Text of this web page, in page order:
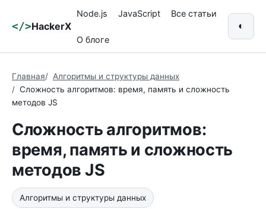
</>HackerX
Node.js JavaScript Все статьи
О блоге
◐
Главная
Алгоритмы и структуры данных
Сложность алгоритмов: время, память и сложность
методов JS
Сложность алгоритмов:
время, память и сложность
методов JS
Алгоритмы и структуры данных